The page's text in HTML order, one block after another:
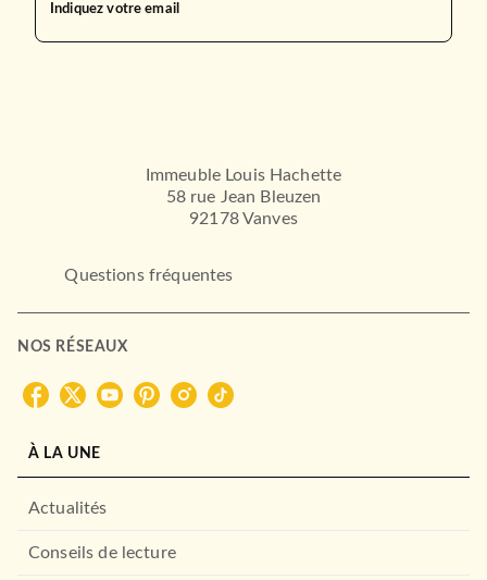
Indiquez votre email
Immeuble Louis Hachette
58 rue Jean Bleuzen
92178 Vanves
Questions fréquentes
NOS RÉSEAUX
À LA UNE
Actualités
Conseils de lecture